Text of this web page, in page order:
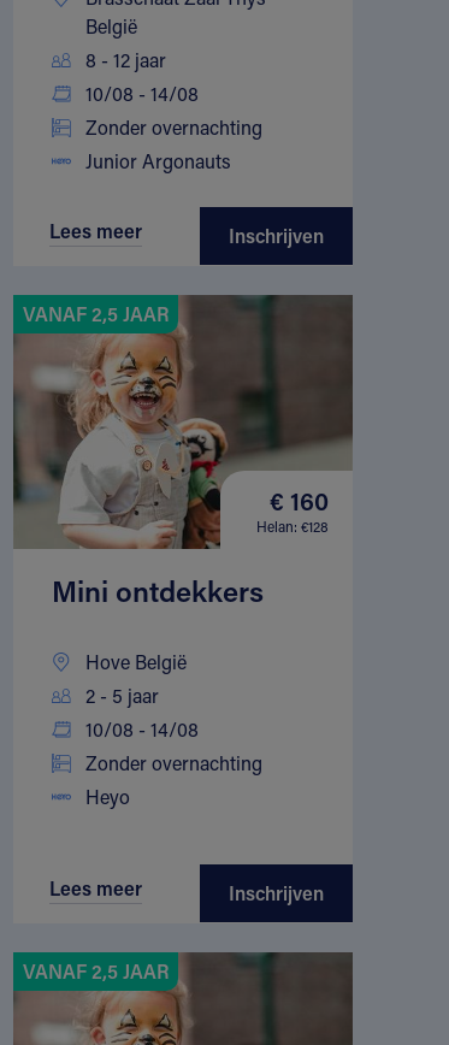
België
8 - 12 jaar
10/08 - 14/08
Zonder overnachting
Junior Argonauts
Lees meer Inschrijven
VANAF 2,5 JAAR
€ 160
Helan: €128
Mini ontdekkers
Hove België
2 - 5 jaar
10/08 - 14/08
Zonder overnachting
Heyo
Lees meer Inschrijven
VANAF 2,5 JAAR